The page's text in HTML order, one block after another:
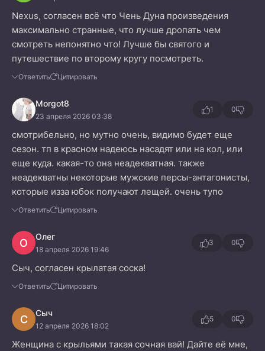
Nexus, согласен всё что Чень Дуна произведения
максимально странные, что лучше дропать чем
смотреть непонятно что! Лучше бы святого и
путешествие по второму кругу посмотреть.
Ответить Цитировать
Morgot8
23 апреля 2026 03:38
1 0
смотрибельно, но мутно очень, видимо будет еще
сезон. тп в красном надеюсь насадят или на кол, или
еще куда. какая-то она неадекватная. также
неадекватны некоторые мужские персы-антагонисты,
которые изза юбок получают лещей. очень тупо
Ответить Цитировать
О Олег
18 апреля 2026 19:46
3 0
Сыч, согласен крылатая соска!
Ответить Цитировать
С Сыч
12 апреля 2026 18:02
5 0
Женщина с крыльями такая сочная вай! Дайте её мне,